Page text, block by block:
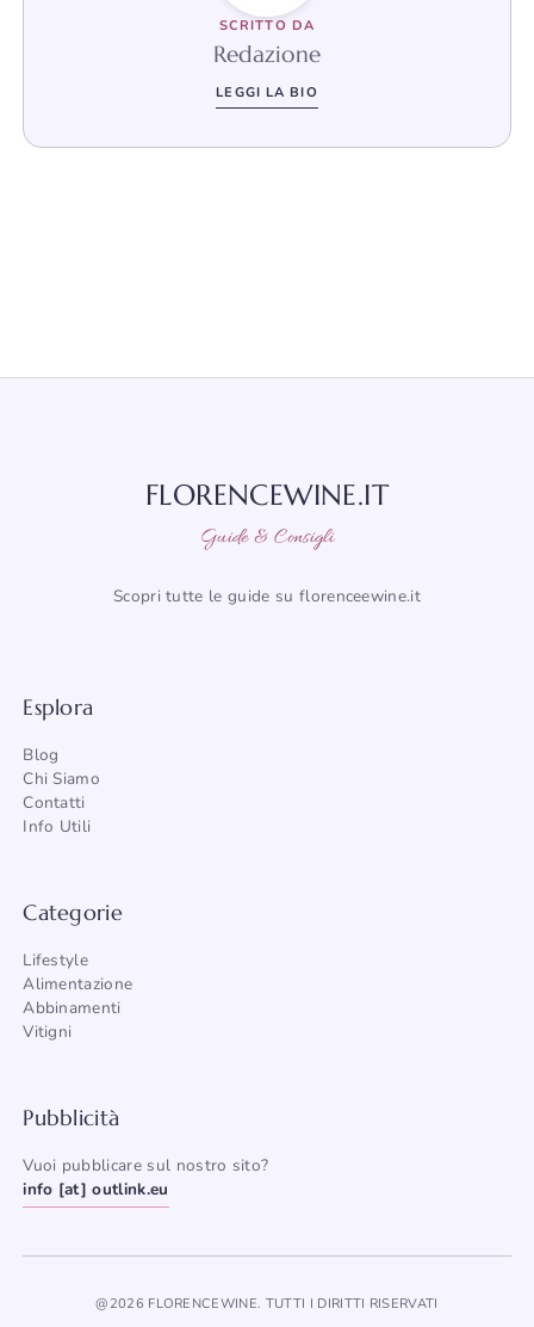
SCRITTO DA
Redazione
LEGGI LA BIO
FLORENCEWINE.IT
Guide & Consigli
Scopri tutte le guide su florenceewine.it
Esplora
Blog
Chi Siamo
Contatti
Info Utili
Categorie
Lifestyle
Alimentazione
Abbinamenti
Vitigni
Pubblicità
Vuoi pubblicare sul nostro sito?
info [at] outlink.eu
@2026 FLORENCEWINE. TUTTI I DIRITTI RISERVATI